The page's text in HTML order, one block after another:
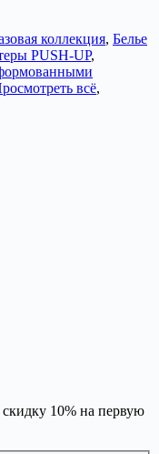
коллекция, Белье
PUSH-UP,
всё,
10% на первую